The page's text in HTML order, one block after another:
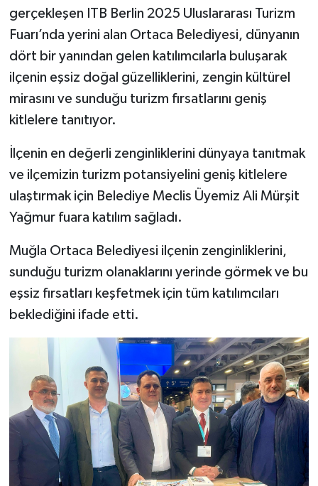
gerçekleşen ITB Berlin 2025 Uluslararası Turizm
Fuarı’nda yerini alan Ortaca Belediyesi, dünyanın
dört bir yanından gelen katılımcılarla buluşarak
ilçenin eşsiz doğal güzelliklerini, zengin kültürel
mirasını ve sunduğu turizm fırsatlarını geniş
kitlelere tanıtıyor.
İlçenin en değerli zenginliklerini dünyaya tanıtmak
ve ilçemizin turizm potansiyelini geniş kitlelere
ulaştırmak için Belediye Meclis Üyemiz Ali Mürşit
Yağmur fuara katılım sağladı.
Muğla Ortaca Belediyesi ilçenin zenginliklerini,
sunduğu turizm olanaklarını yerinde görmek ve bu
eşsiz fırsatları keşfetmek için tüm katılımcıları
beklediğini ifade etti.